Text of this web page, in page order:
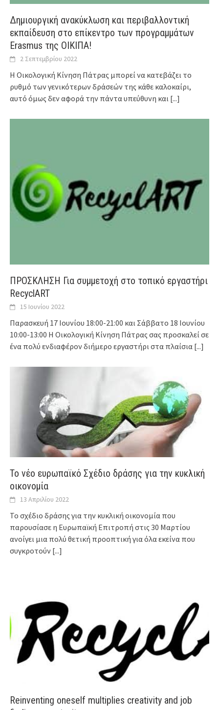
Δημιουργική ανακύκλωση και περιβαλλοντική
εκπαίδευση στο επίκεντρο των προγραμμάτων
Erasmus της ΟΙΚΙΠΑ!
2 Σεπτεμβρίου 2022
Η Οικολογική Κίνηση Πάτρας μπορεί να κατεβάζει το
ρυθμό των γενικότερων δράσεών της κάθε καλοκαίρι,
αυτό όμως δεν αφορά την πάντα υπεύθυνη και [...]
ΠΡΟΣΚΛΗΣΗ Για συμμετοχή στο τοπικό εργαστήρι
RecyclART
15 Ιουνίου 2022
Παρασκευή 17 Ιουνίου 18:00-21:00 και Σάββατο 18 Ιουνίου
10:00-13:00 Η Οικολογική Κίνηση Πάτρας σας προσκαλεί σε
ένα πολύ ενδιαφέρον διήμερο εργαστήρι στα πλαίσια [...]
Το νέο ευρωπαϊκό Σχέδιο δράσης για την κυκλική
οικονομία
13 Απριλίου 2022
Το σχέδιο δράσης για την κυκλική οικονομία που
παρουσίασε η Ευρωπαϊκή Επιτροπή στις 30 Μαρτίου
ανοίγει μια πολύ θετική προοπτική για όλα εκείνα που
συγκροτούν [...]
Reinventing oneself multiplies creativity and job